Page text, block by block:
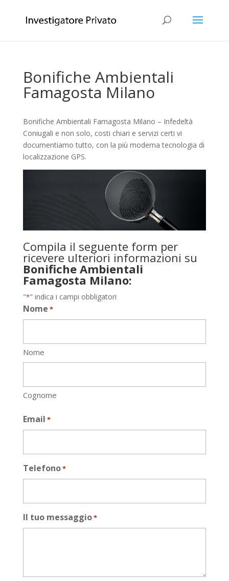
Bonifiche Ambientali
Famagosta Milano
Bonifiche Ambientali Famagosta Milano – Infedeltà
Coniugali e non solo, costi chiari e servizi certi vi
documentiamo tutto, con la più moderna tecnologia di
localizzazione GPS.
Compila il seguente form per
ricevere ulteriori informazioni su
Bonifiche Ambientali
Famagosta Milano:
"*" indica i campi obbligatori
Nome *
Nome
Cognome
Email *
Telefono*
Il tuo messaggio*